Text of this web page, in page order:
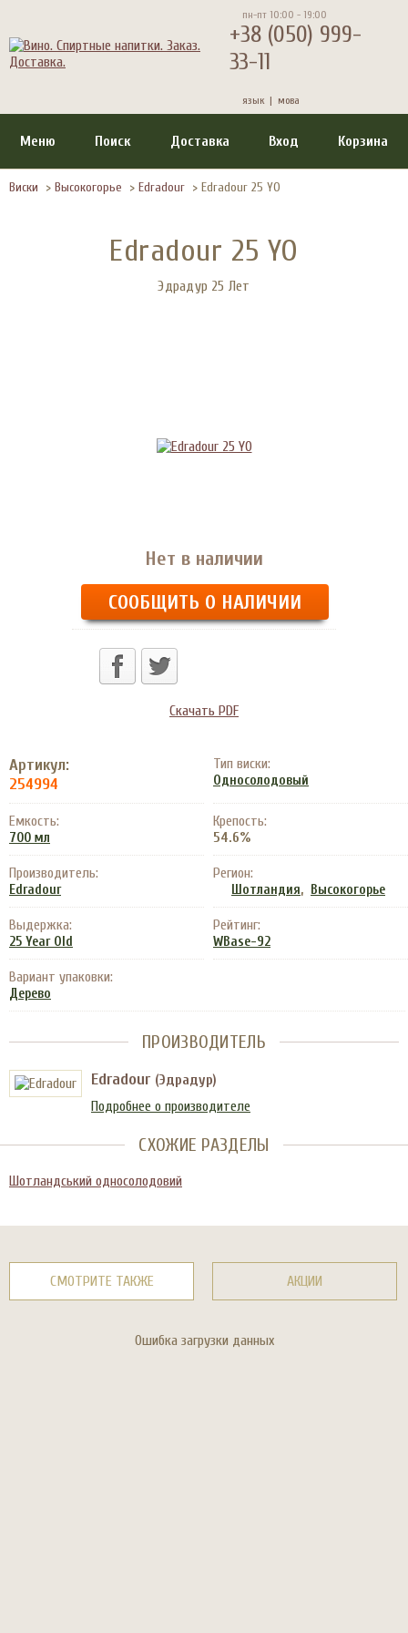
пн-пт 10:00 - 19:00
+38 (050) 999-
33-11
язык | мова
Меню Поиск Доставка Вход Корзина
Виски > Высокогорье > Edradour > Edradour 25 YO
Edradour 25 YO
Эдрадур 25 Лет
Нет в наличии
СООБЩИТЬ О НАЛИЧИИ
Скачать PDF
Артикул:
254994
Тип виски:
Односолодовый
Емкость:
700 мл
Крепость:
54.6%
Производитель:
Edradour
Регион:
Шотландия, Высокогорье
Выдержка:
25 Year Old
Рейтинг:
WBase-92
Вариант упаковки:
Дерево
ПРОИЗВОДИТЕЛЬ
Edradour (Эдрадур)
Подробнее о производителе
СХОЖИЕ РАЗДЕЛЫ
Шотландський односолодовий
СМОТРИТЕ ТАКЖЕ АКЦИИ
Ошибка загрузки данных